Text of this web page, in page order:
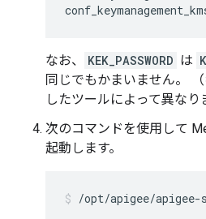
なお、 KEK_PASSWORD は
同じでもかまいません。
したツールによって異なり
次のコマンドを使用して
起動します。
/opt/apigee/apigee-